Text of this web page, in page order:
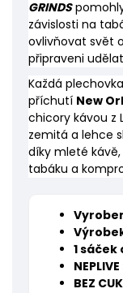
GRINDS
závislosti na
ovlivňovat svět
připraveni
Každá plechovka
příchutí New
chicory kávou z
zemitá a lehce
díky mleté
tabáku a
1
NEPLIVE
BEZ